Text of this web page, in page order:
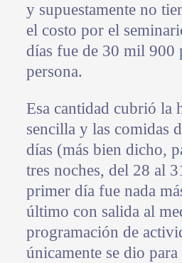
y supuestamente no
el costo por el
días fue de 30 mil 900
persona.
Esa cantidad cubrió la
sencilla y las comidas
días (más bien dicho,
tres noches, del 28 al
primer día fue nada
último con salida al
programación de
únicamente se dio